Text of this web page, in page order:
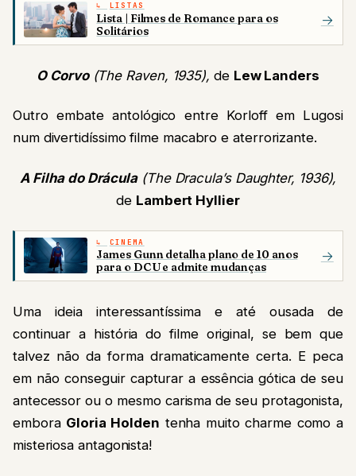
LISTAS
Lista | Filmes de Romance para os
Solitários
→
O Corvo (The Raven, 1935), de Lew Landers
Outro embate antológico entre Korloff em Lugosi
num divertidíssimo filme macabro e aterrorizante.
A Filha do Drácula (The Dracula’s Daughter, 1936),
de Lambert Hyllier
CINEMA
James Gunn detalha plano de 10 anos
para o DCU e admite mudanças
→
Uma ideia interessantíssima e até ousada de
continuar a história do filme original, se bem que
talvez não da forma dramaticamente certa. E peca
em não conseguir capturar a essência gótica de seu
antecessor ou o mesmo carisma de seu protagonista,
embora Gloria Holden tenha muito charme como a
misteriosa antagonista!